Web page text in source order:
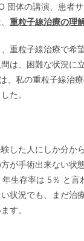
団体の講演、患者
重粒子線治療の理
重粒子線治療で希
は、困難な状況に
、私の重粒子線治
た。
した人にしか分か
が手術出来ない状
生存率は 5％ と
状況でも、まだ
す。